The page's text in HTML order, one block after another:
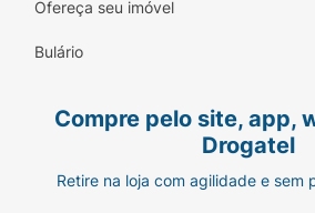
Flower/Leaf Extract³, Potassium
Ofereça seu imóvel
Bulário
Compre pelo site, app,
Drogatel
Retire na loja com agilidade e sem